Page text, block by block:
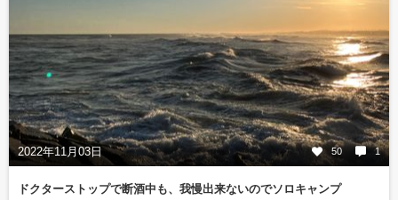
2022年11月03日 50 1
ドクターストップで断酒中も、我慢出来ないのでソロキャンプ